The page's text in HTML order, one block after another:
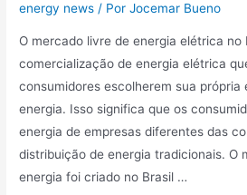
energy news / PorJocemar Bueno
O mercado livre de energia elétrica no
comercialização de energia elétrica
consumidores escolherem sua própria
energia. Isso significa que os
energia de empresas diferentes das
distribuição de energia tradicionais. O
energia foi criado no Brasil …